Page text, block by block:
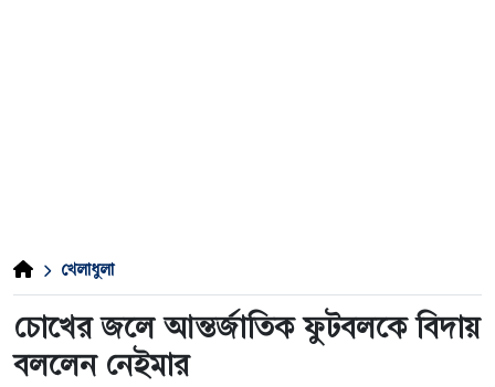
খেলাধুলা
চোখের জলে আন্তর্জাতিক ফুটবলকে বিদায়
বললেন নেইমার